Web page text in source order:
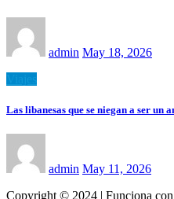
admin May 18, 2026
Las libanesas que se niegan a ser un
admin May 11, 2026
Copyright © 2024 | Funciona con